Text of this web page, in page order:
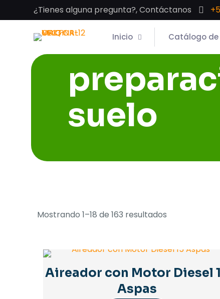
¿Tienes alguna pregunta?, Contáctanos
Inicio Catálogo de
suelo
Mostrando 1–18 de 163 resultados
Aireador con Motor Diesel
Aspas